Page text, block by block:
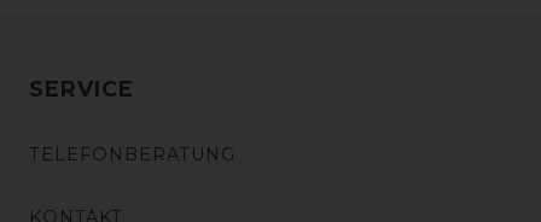
SERVICE
TELEFONBERATUNG
KONTAKT